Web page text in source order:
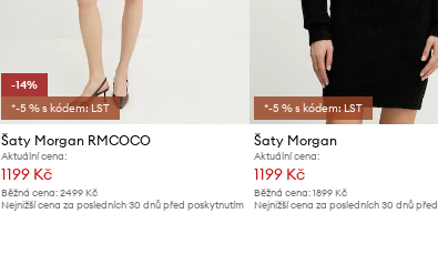
-14%
*-5 % s kódem: LST
Šaty Morgan RMCOCO
Aktuální cena:
1199 Kč
Běžná cena: 2499 Kč
Nejnižší cena za posledních 30 dnů před poskytnutím
*-5 % s kódem: LST
Šaty Morgan
Aktuální cena:
1199 Kč
Běžná cena: 1899 Kč
Nejnižší cena za posledních 30 dnů